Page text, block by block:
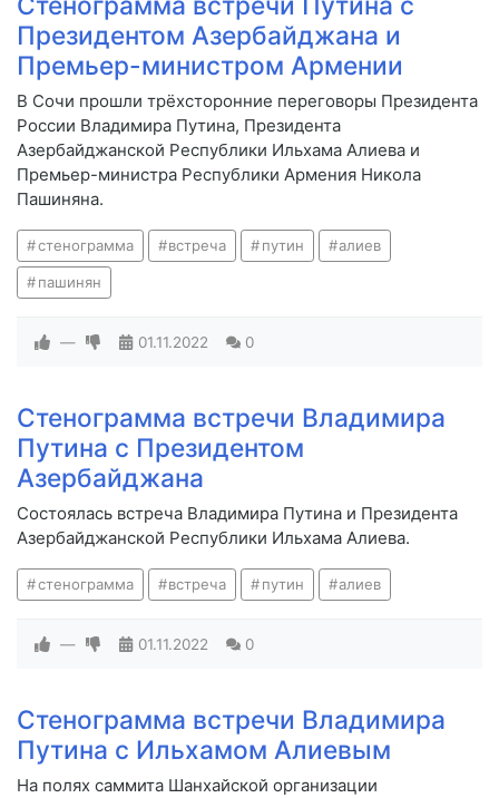
Президентом Азербайджана и
Премьер-министром Армении
В Сочи прошли трёхсторонние переговоры Президента
России Владимира Путина, Президента
Азербайджанской Республики Ильхама Алиева и
Премьер-министра Республики Армения Никола
Пашиняна.
стенограмма встреча путин алиев
пашинян
— 01.11.2022 0
Стенограмма встречи Владимира
Путина с Президентом
Азербайджана
Состоялась встреча Владимира Путина и Президента
Азербайджанской Республики Ильхама Алиева.
стенограмма встреча путин алиев
— 01.11.2022 0
Стенограмма встречи Владимира
Путина с Ильхамом Алиевым
На полях саммита Шанхайской организации